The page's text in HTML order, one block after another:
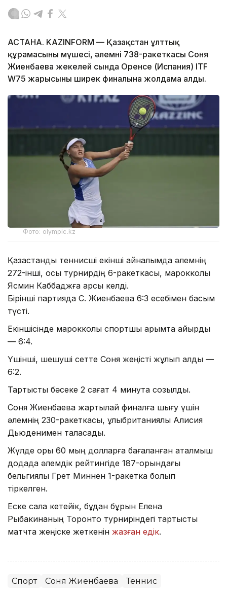
АСТАНА. KAZINFORM — Қазақстан ұлттық
құрамасының мүшесі, әлемнің 738-ракеткасы Соня
Жиенбаева жекелей сында Оренсе (Испания) ITF
W75 жарысының ширек финалына жолдама алды.
Фото: olympic.kz
Қазақстандық теннисші екінші айналымда әлемнің
272-інші, осы турнирдің 6-ракеткасы, марокколық
Ясмин Каббаджға қарсы келді.
Бірінші партияда С. Жиенбаева 6:3 есебімен басым
түсті.
Екіншісінде марокколық спортшы қарымта қайырды
— 6:4.
Үшінші, шешуші сетте Соня жеңісті жұлып алды —
6:2.
Тартысты бәсеке 2 сағат 4 минутқа созылды.
Соня Жиенбаева жартылай финалға шығу үшін
әлемнің 230-ракеткасы, ұлыбританиялық Алисия
Дьюденимен таласады.
Жүлде қоры 60 мың долларға бағаланған аталмыш
додада әлемдік рейтингіде 187-орындағы
бельгиялық Грет Миннен 1-ракетка болып
тіркелген.
Еске сала кетейік, бұдан бұрын Елена
Рыбакинаның Торонто турниріндегі тартысты
матчта жеңіске жеткенін жазған едік.
Спорт Соня Жиенбаева Теннис